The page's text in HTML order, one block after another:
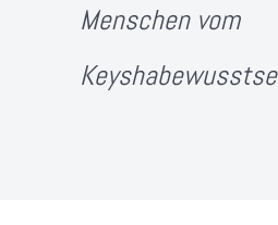
Menschen vom